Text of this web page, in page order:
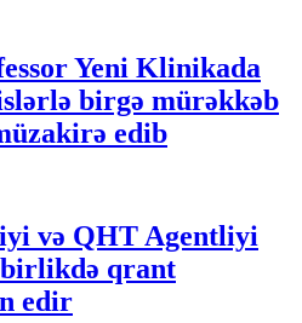
Yeni Klinikada
birgə mürəkkəb
edib
və QHT Agentliyi
qrant
edir